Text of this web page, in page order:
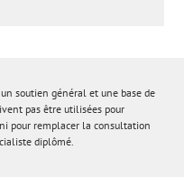
soutien général et une base de
pas être utilisées pour
pour remplacer la consultation
diplômé.